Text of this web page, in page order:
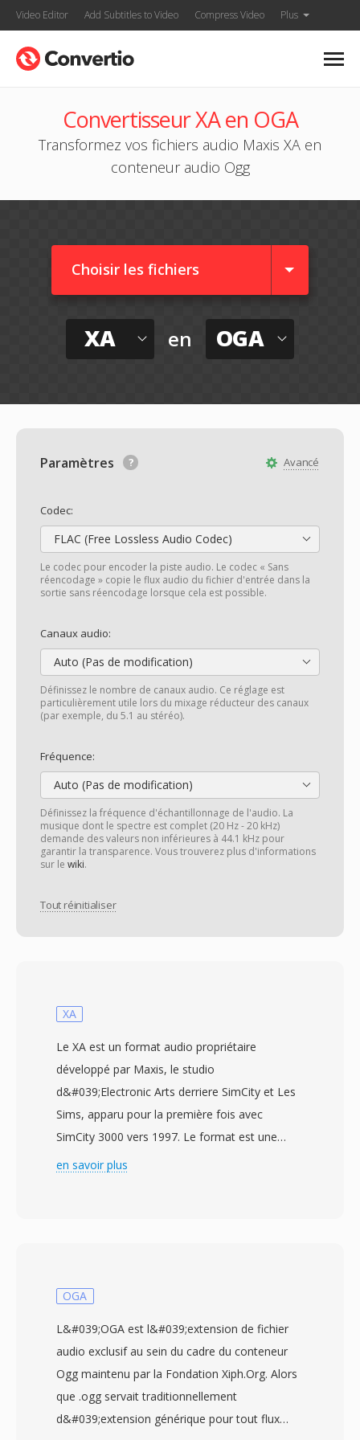
Video Editor Add Subtitles to Video Compress Video Plus
Convertisseur XA en OGA
Transformez vos fichiers audio Maxis XA en
conteneur audio Ogg
Choisir les fichiers
XA en OGA
Avancé
Paramètres
Codec:
FLAC (Free Lossless Audio Codec)
Le codec pour encoder la piste audio. Le codec « Sans
réencodage » copie le flux audio du fichier d'entrée dans la
sortie sans réencodage lorsque cela est possible.
Canaux audio:
Auto (Pas de modification)
Définissez le nombre de canaux audio. Ce réglage est
particulièrement utile lors du mixage réducteur des canaux
(par exemple, du 5.1 au stéréo).
Fréquence:
Auto (Pas de modification)
Définissez la fréquence d'échantillonnage de l'audio. La
musique dont le spectre est complet (20 Hz - 20 kHz)
demande des valeurs non inférieures à 44.1 kHz pour
garantir la transparence. Vous trouverez plus d'informations
sur le wiki.
Tout réinitialiser
XA
Le XA est un format audio propriétaire
développé par Maxis, le studio
d&#039;Electronic Arts derriere SimCity et Les
Sims, apparu pour la première fois avec
SimCity 3000 vers 1997. Le format est une
variante de l&#039;EA ADPCM (Adaptive
L&#039;encodage XA stocké la différence entre
les valeurs absolues, puis quantifie ces
Cette approche produit une compression
significative tout en maintenant un décodage
peu coûteux en calcul, une consideration
en savoir plus
OGA
L&#039;OGA est l&#039;extension de fichier
audio exclusif au sein du cadre du conteneur
Ogg maintenu par la Fondation Xiph.Org. Alors
que .ogg servait traditionnellement
d&#039;extension générique pour tout flux